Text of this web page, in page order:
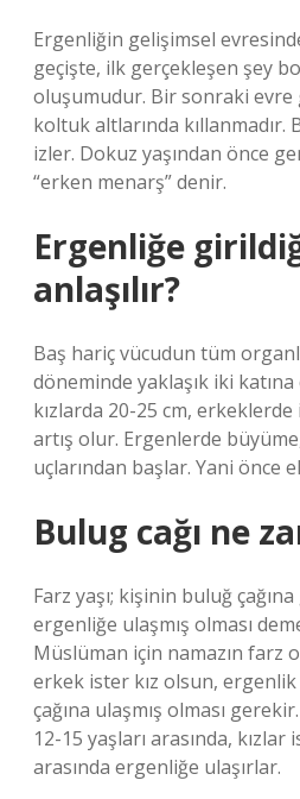
Ergenliğin gelişimsel
geçişte, ilk gerçekleşen şey
oluşumudur. Bir sonraki evre
koltuk altlarında
izler. Dokuz yaşından önce
“erken menarş” denir.
Ergenliğe
anlaşılır?
Baş hariç vücudun tüm
döneminde yaklaşık iki
kızlarda 20-25 cm, erkeklerde
artış olur. Ergenlerde
uçlarından başlar. Yani önce
Bulug cağı ne
Farz yaşı; kişinin buluğ
ergenliğe ulaşmış olması
Müslüman için namazın farz
erkek ister kız olsun,
çağına ulaşmış olması
12-15 yaşları arasında, kızlar
arasında ergenliğe ulaşırlar.